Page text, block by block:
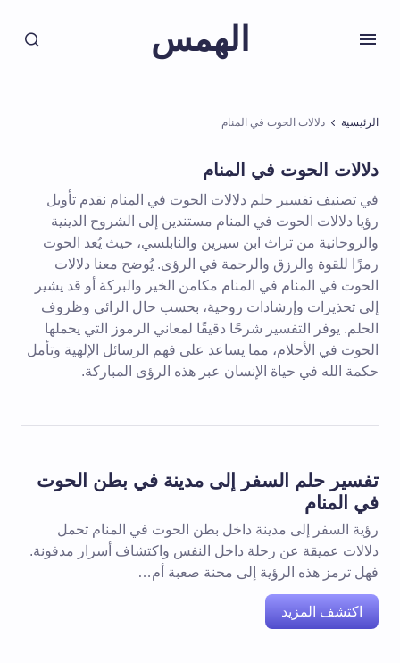
الهمس
الرئيسية دلالات الحوت في المنام
دلالات الحوت في المنام
في تصنيف تفسير حلم دلالات الحوت في المنام نقدم تأويل
رؤيا دلالات الحوت في المنام مستندين إلى الشروح الدينية
والروحانية من تراث ابن سيرين والنابلسي، حيث يُعد الحوت
رمزًا للقوة والرزق والرحمة في الرؤى. يُوضح معنا دلالات
الحوت في المنام في المنام مكامن الخير والبركة أو قد يشير
إلى تحذيرات وإرشادات روحية، بحسب حال الرائي وظروف
الحلم. يوفر التفسير شرحًا دقيقًا لمعاني الرموز التي يحملها
الحوت في الأحلام، مما يساعد على فهم الرسائل الإلهية وتأمل
حكمة الله في حياة الإنسان عبر هذه الرؤى المباركة.
تفسير حلم السفر إلى مدينة في بطن الحوت
في المنام
رؤية السفر إلى مدينة داخل بطن الحوت في المنام تحمل
دلالات عميقة عن رحلة داخل النفس واكتشاف أسرار مدفونة.
فهل ترمز هذه الرؤية إلى محنة صعبة أم…
اكتشف المزيد